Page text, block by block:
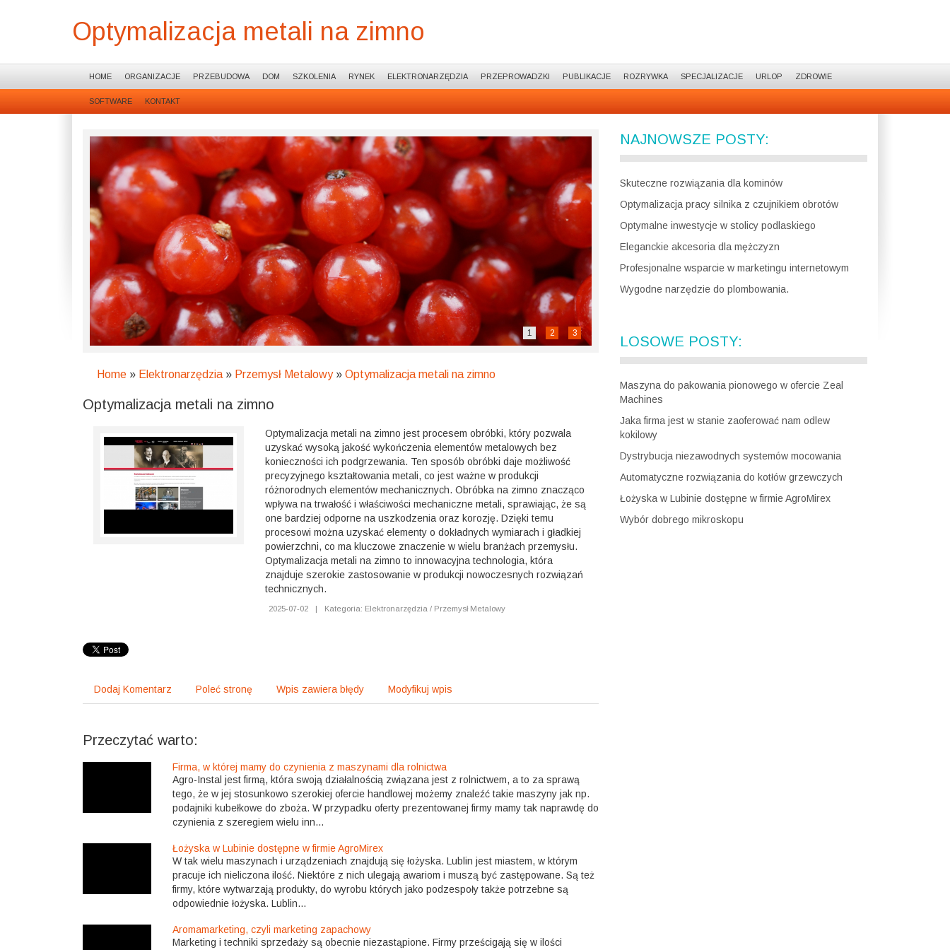
Optymalizacja metali na zimno
HOME ORGANIZACJE PRZEBUDOWA DOM SZKOLENIA RYNEK ELEKTRONARZĘDZIA PRZEPROWADZKI PUBLIKACJE ROZRYWKA SPECJALIZACJE URLOP ZDROWIE
SOFTWARE KONTAKT
1 2 3
Home » Elektronarzędzia » Przemysł Metalowy» Optymalizacja metali na zimno
Optymalizacja metali na zimno
Optymalizacja metali na zimno jest procesem obróbki, który pozwala
uzyskać wysoką jakość wykończenia elementów metalowych bez
konieczności ich podgrzewania. Ten sposób obróbki daje możliwość
precyzyjnego kształtowania metali, co jest ważne w produkcji
różnorodnych elementów mechanicznych. Obróbka na zimno znacząco
wpływa na trwałość i właściwości mechaniczne metali, sprawiając, że są
one bardziej odporne na uszkodzenia oraz korozję. Dzięki temu
procesowi można uzyskać elementy o dokładnych wymiarach i gładkiej
powierzchni, co ma kluczowe znaczenie w wielu branżach przemysłu.
Optymalizacja metali na zimno to innowacyjna technologia, która
znajduje szerokie zastosowanie w produkcji nowoczesnych rozwiązań
technicznych.
2025-07-02 | Kategoria: Elektronarzędzia / Przemysł Metalowy
Dodaj Komentarz Poleć stronę Wpis zawiera błędy Modyfikuj wpis
Przeczytać warto:
Firma, w której mamy do czynienia z maszynami dla rolnictwa
Agro-Instal jest firmą, która swoją działalnością związana jest z rolnictwem, a to za sprawą
tego, że w jej stosunkowo szerokiej ofercie handlowej możemy znaleźć takie maszyny jak np.
podajniki kubełkowe do zboża. W przypadku oferty prezentowanej firmy mamy tak naprawdę do
czynienia z szeregiem wielu inn...
Łożyska w Lubinie dostępne w firmie AgroMirex
W tak wielu maszynach i urządzeniach znajdują się łożyska. Lublin jest miastem, w którym
pracuje ich nieliczona ilość. Niektóre z nich ulegają awariom i muszą być zastępowane. Są też
firmy, które wytwarzają produkty, do wyrobu których jako podzespoły także potrzebne są
odpowiednie łożyska. Lublin...
Aromamarketing, czyli marketing zapachowy
Marketing i techniki sprzedaży są obecnie niezastąpione. Firmy prześcigają się w ilości
NAJNOWSZE POSTY:
Skuteczne rozwiązania dla kominów
Optymalizacja pracy silnika z czujnikiem obrotów
Optymalne inwestycje w stolicy podlaskiego
Eleganckie akcesoria dla mężczyzn
Profesjonalne wsparcie w marketingu internetowym
Wygodne narzędzie do plombowania.
LOSOWE POSTY:
Maszyna do pakowania pionowego w ofercie Zeal
Machines
Jaka firma jest w stanie zaoferować nam odlew
kokilowy
Dystrybucja niezawodnych systemów mocowania
Automatyczne rozwiązania do kotłów grzewczych
Łożyska w Lubinie dostępne w firmie AgroMirex
Wybór dobrego mikroskopu